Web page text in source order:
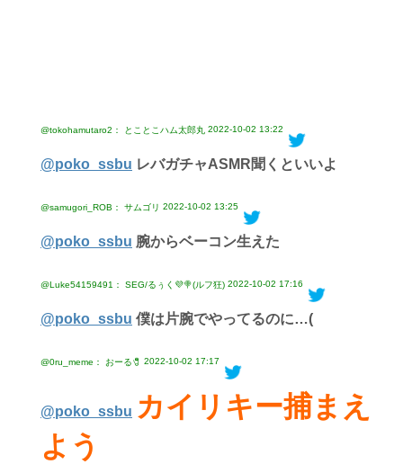
@tokohamutaro2： とことこハム太郎丸 2022-10-02 13:22
@poko_ssbu レバガチャASMR聞くといいよ
@samugori_ROB： サムゴリ 2022-10-02 13:25
@poko_ssbu 腕からベーコン生えた
@Luke54159491： SEG/るぅく💜🍭(ルフ狂) 2022-10-02 17:16
@poko_ssbu 僕は片腕でやってるのに…(
@0ru_meme： おーる🧷 2022-10-02 17:17
@poko_ssbu カイリキー捕まえ
よう